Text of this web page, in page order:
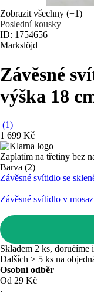
Zobrazit všechny (+1)
Poslední kousky
ID: 1754656
Markslöjd
Závěsné
výška 18
(1)
1 699 Kč
Zaplatím na třetiny bez
Barva (2)
Závěsné svítidlo se
Závěsné svítidlo v
Skladem 2 ks, doručíme
Dalších > 5 ks na
Osobní odběr
Od 29 Kč
·